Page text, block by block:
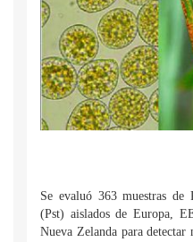
Se evaluó 363 muestras
(Pst) aislados de Europa,
Nueva Zelanda para detectar